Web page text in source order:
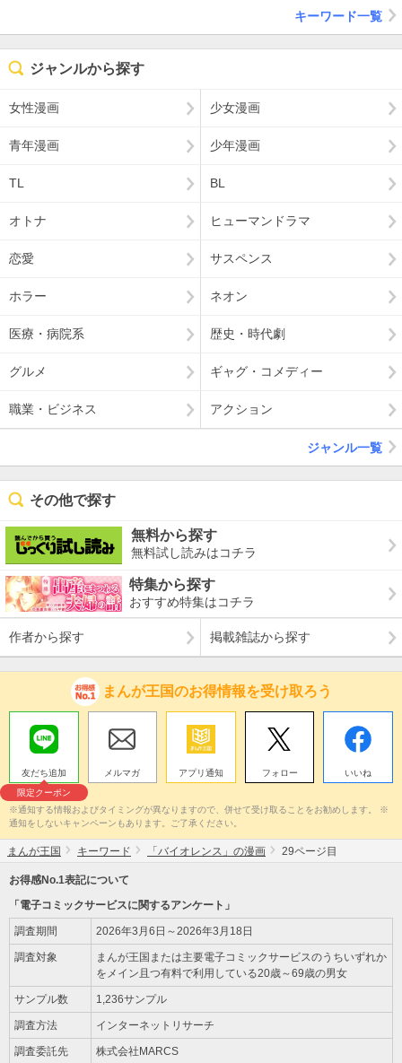
キーワード一覧
ジャンルから探す
女性漫画 少女漫画
青年漫画 少年漫画
TL BL
オトナ ヒューマンドラマ
恋愛 サスペンス
ホラー ネオン
医療・病院系 歴史・時代劇
グルメ ギャグ・コメディー
職業・ビジネス アクション
ジャンル一覧
その他で探す
無料から探す
無料試し読みはコチラ
特集から探す
おすすめ特集はコチラ
作者から探す 掲載雑誌から探す
まんが王国のお得情報を受け取ろう
友だち追加
限定クーポン
メルマガ アプリ通知 フォロー いいね
※通知する情報およびタイミングが異なりますので、併せて受け取ることをお勧めします。 ※
通知をしないキャンペーンもあります。ご了承ください。
まんが王国 キーワード 「バイオレンス」の漫画 29ページ目
お得感No.1表記について
「電子コミックサービスに関するアンケート」
調査期間 2026年3月6日～2026年3月18日
調査対象
まんが王国または主要電子コミックサービスのうちいずれか
をメイン且つ有料で利用している20歳～69歳の男女
サンプル数 1,236サンプル
調査方法 インターネットリサーチ
調査委託先 株式会社MARCS